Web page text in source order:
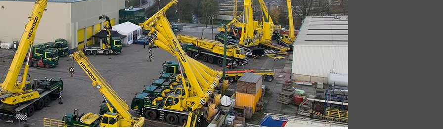
ONTDEK MEER
KRAANVERHUUR VAN 40 TOT 500 TON
BV DIRECT CONTACT